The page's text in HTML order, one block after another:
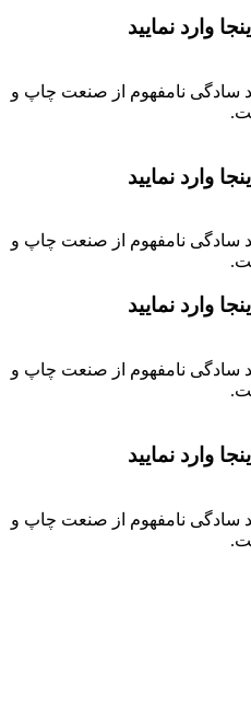
وارد نمایید
سادگی نامفهوم از صنعت چاپ و
وارد نمایید
سادگی نامفهوم از صنعت چاپ و
وارد نمایید
سادگی نامفهوم از صنعت چاپ و
وارد نمایید
سادگی نامفهوم از صنعت چاپ و